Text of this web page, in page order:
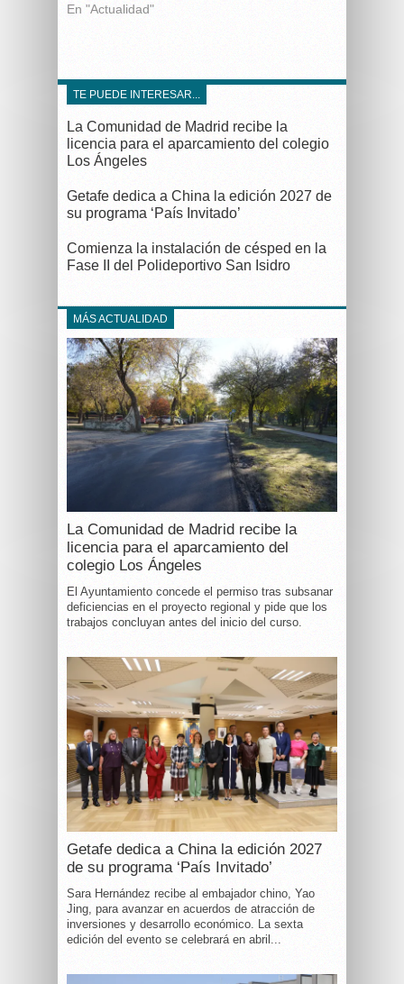
En "Actualidad"
TE PUEDE INTERESAR...
La Comunidad de Madrid recibe la
licencia para el aparcamiento del colegio
Los Ángeles
Getafe dedica a China la edición 2027 de
su programa ‘País Invitado’
Comienza la instalación de césped en la
Fase II del Polideportivo San Isidro
MÁS ACTUALIDAD
La Comunidad de Madrid recibe la
licencia para el aparcamiento del
colegio Los Ángeles
El Ayuntamiento concede el permiso tras subsanar
deficiencias en el proyecto regional y pide que los
trabajos concluyan antes del inicio del curso.
Getafe dedica a China la edición 2027
de su programa ‘País Invitado’
Sara Hernández recibe al embajador chino, Yao
Jing, para avanzar en acuerdos de atracción de
inversiones y desarrollo económico. La sexta
edición del evento se celebrará en abril...